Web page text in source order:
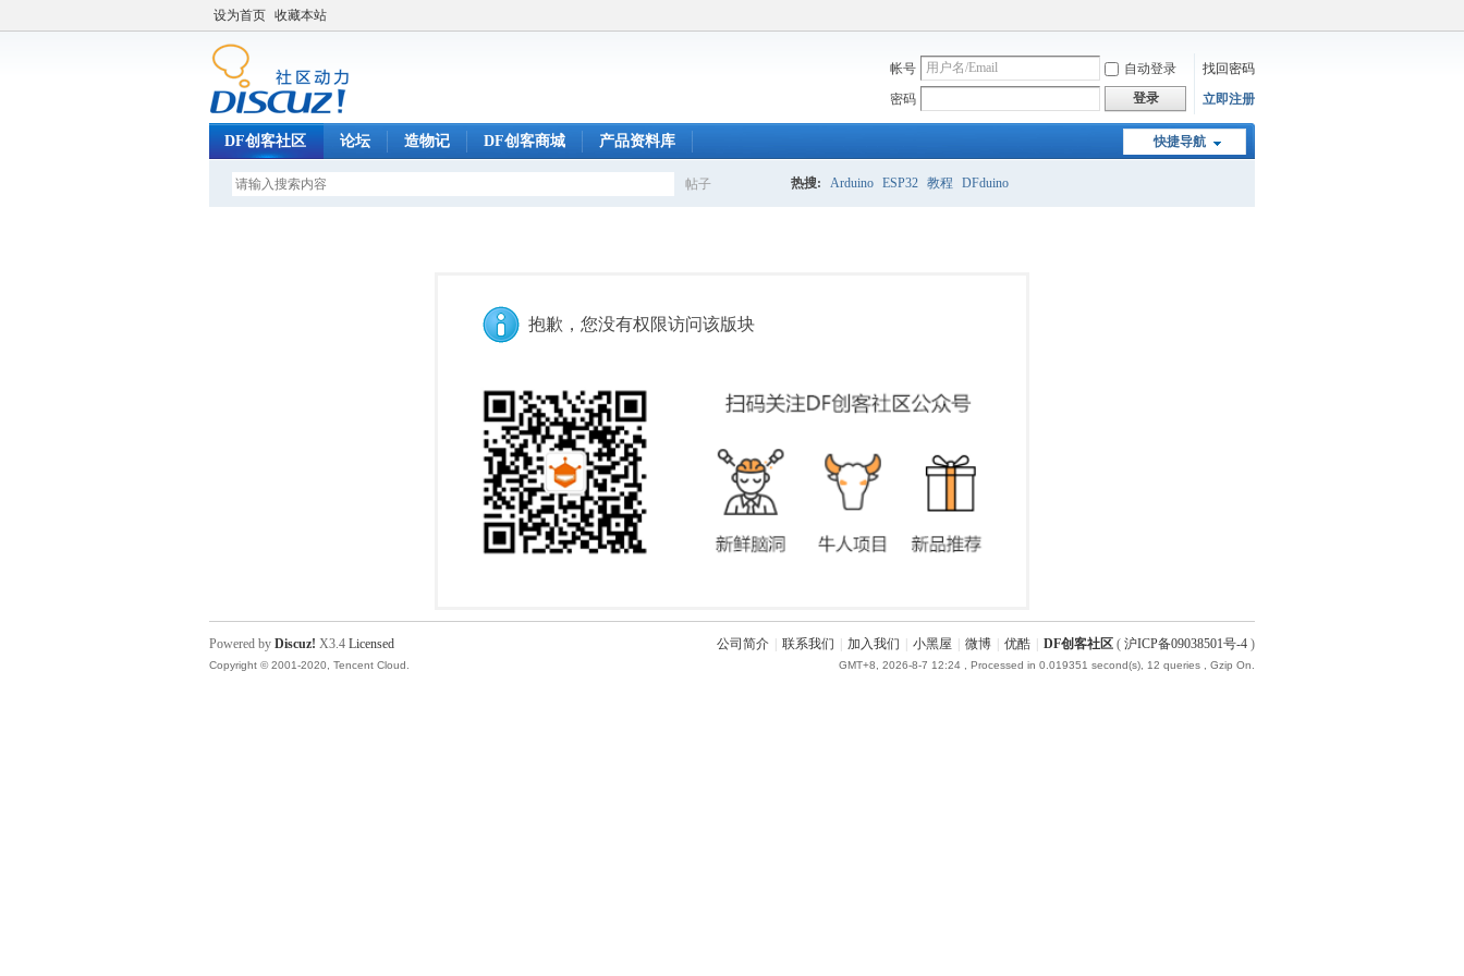
设为首页 收藏本站
帐号 自动登录
找回密码
密码
登录 立即注册
快捷导航
DF创客社区 论坛 造物记 DF创客商城 产品资料库
帖子 热搜: Arduino ESP32 教程 DFduino
抱歉，您没有权限访问该版块
公司简介 联系我们 加入我们 小黑屋 微博 优酷 DF创客社区 ( 沪ICP备09038501号-4 )
GMT+8, 2026-8-7 12:24 , Processed in 0.019351 second(s), 12 queries , Gzip On.
Powered by Discuz! X3.4 Licensed
Copyright © 2001-2020, Tencent Cloud.